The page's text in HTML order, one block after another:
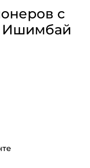
с
Ишимбай